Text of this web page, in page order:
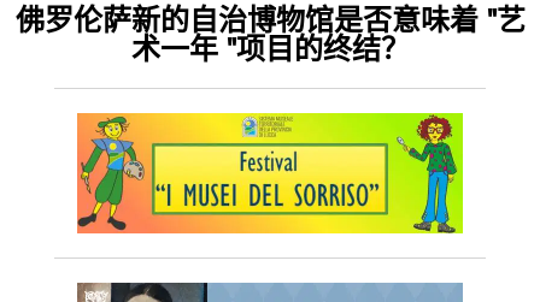
佛罗伦萨新的自治博物馆是否意味着 "艺
术一年 "项目的终结？